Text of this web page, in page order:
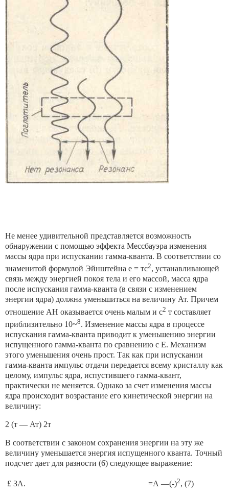
Не менее удивительной представляется возможность
обнаруже­нии с помощью эффекта Мессбауэра изменения
массы ядра при ис­пускании гамма-кванта. В соответствии со
знаменитой формулой Эйнштейна е = тс2, устанавливающей
связь между энергией покоя тела и его массой, масса ядра
после испускания гамма-кванта (в связи с изменением
энергии ядра) должна уменьшиться на величи­ну Ат. Причем
отношение АН оказывается очень малым и с2 т составляет
приблизительно 10~8. Изменение массы ядра в процессе
испускания гамма-кванта приводит к уменьшению энергии
испущен­ного гамма-кванта по сравнению с Е. Механизм
этого уменьшения очень прост. Так как при испускании
гамма-кванта импульс отда­чи передается всему кристаллу как
целому, импульс ядра, испустив­шего гамма-квант,
практически не меняется. Однако за счет изме­нения массы
ядра происходит возрастание его кинетической энер­гии на
величину:
2 (т — Ат) 2т
В соответствии с законом сохранения энергии на эту же
величину уменьшается энергия испущенного кванта. Точный
подсчет дает для разности (6) следующее выражение:
£ ЗА. =А —(-)2, (7)